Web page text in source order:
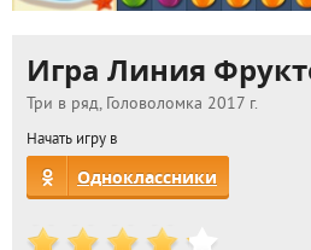
Игра Линия
Три в ряд, Головоломка 2017 г.
Начать игру в
Одноклассники